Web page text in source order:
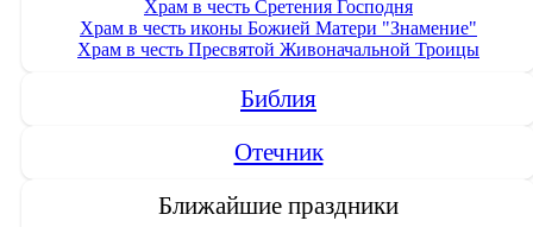
Храм в честь Сретения Господня
Храм в честь иконы Божией Матери "Знамение"
Храм в честь Пресвятой Живоначальной Троицы
Библия
Отечник
Ближайшие праздники